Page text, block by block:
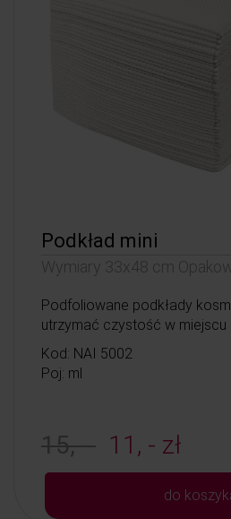
Podkład mini
Wymiary 33x48 cm
Podfoliowane podkłady
utrzymać czystość w miejscu
Kod: NAI 5002
Poj: ml
15, - 11, - zł
do